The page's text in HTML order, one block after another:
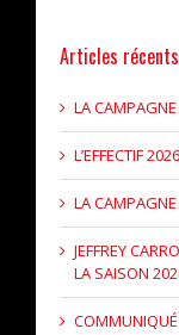
Articles récents
LA
L’EFFECTIF
LA
JEFFREY
LA SAISON
COMMUNIQUÉ